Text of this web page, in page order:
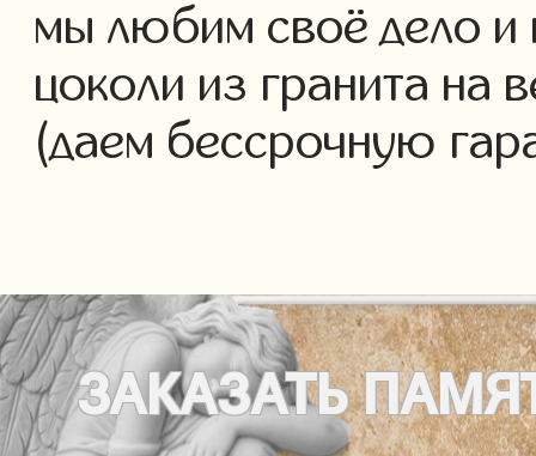
мы любим своё дело и
цоколи из гранита на
(даем бессрочную
ЗАКАЗАТЬ